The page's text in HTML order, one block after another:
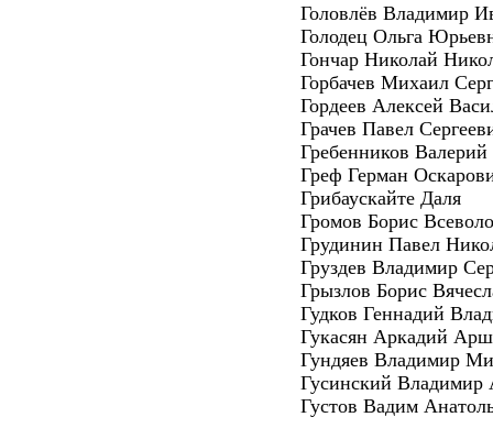
Головлёв Владимир
Голодец Ольга
Гончар Николай
Горбачев Михаил
Гордеев Алексей
Грачев Павел
Гребенников
Греф Герман
Грибаускайте Даля
Громов Борис
Грудинин Павел
Груздев Владимир
Грызлов Борис
Гудков Геннадий
Гукасян Аркадий
Гундяев Владимир
Гусинский Владимир
Густов Вадим